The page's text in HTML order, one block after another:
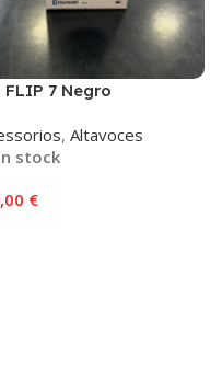
FLIP 7 Negro
, Altavoces
stock
€